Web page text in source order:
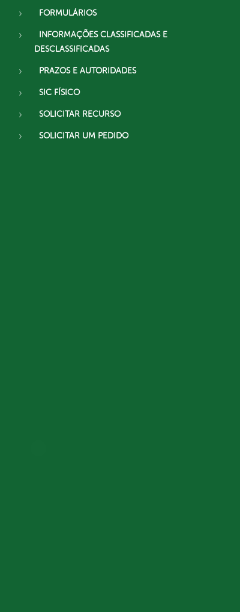
FORMULÁRIOS
INFORMAÇÕES CLASSIFICADAS E
DESCLASSIFICADAS
PRAZOS E AUTORIDADES
SIC FÍSICO
SOLICITAR RECURSO
SOLICITAR UM PEDIDO